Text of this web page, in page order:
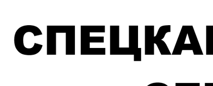
содержимому